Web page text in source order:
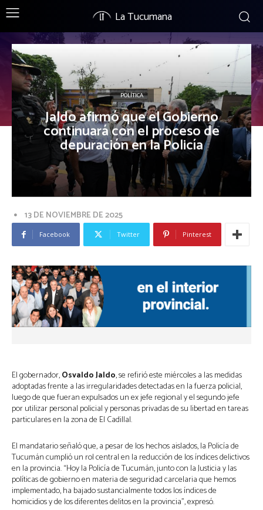
La Tucumana
POLÍTICA
Jaldo afirmó que el Gobierno
continuará con el proceso de
depuración en la Policía
13 DE NOVIEMBRE DE 2025
Facebook Twitter Pinterest
El gobernador,Osvaldo Jaldo, se refirió este miércoles a las medidas
adoptadas frente a las irregularidades detectadas en la fuerza policial,
luego de que fueran expulsados un ex jefe regional y el segundo jefe
por utilizar personal policial y personas privadas de su libertad en tareas
particulares en la zona de El Cadillal.
El mandatario señaló que, a pesar de los hechos aislados, la Policía de
Tucumán cumplió un rol central en la reducción de los índices delictivos
en la provincia. “Hoy la Policía de Tucumán, junto con la Justicia y las
políticas de gobierno en materia de seguridad carcelaria que hemos
implementado, ha bajado sustancialmente todos los índices de
homicidios y de los diferentes delitos en la provincia”, expresó.